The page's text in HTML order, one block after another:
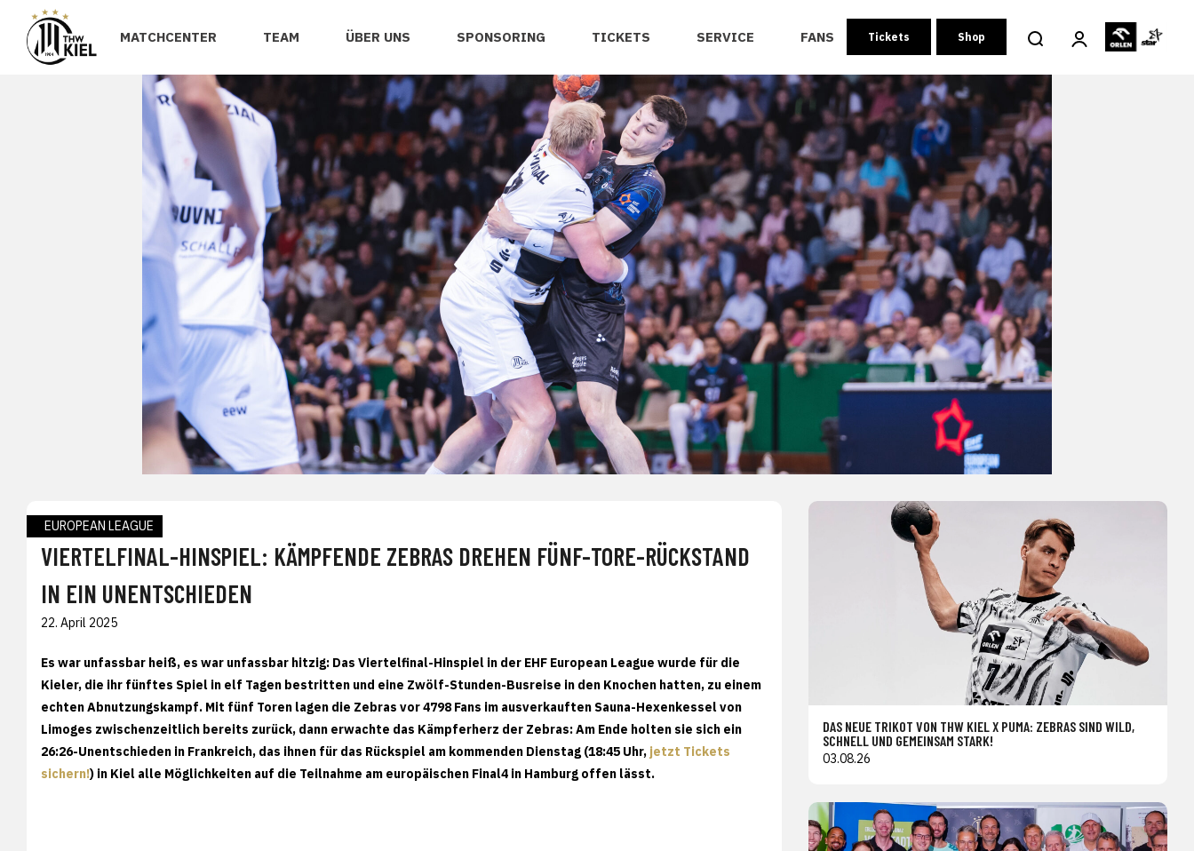
MATCHCENTER TEAM ÜBER UNS SPONSORING TICKETS SERVICE FANS Tickets Shop
EUROPEAN LEAGUE
VIERTELFINAL-HINSPIEL: KÄMPFENDE ZEBRAS DREHEN FÜNF-TORE-RÜCKSTAND
IN EIN UNENTSCHIEDEN
22. April 2025
Es war unfassbar heiß, es war unfassbar hitzig: Das Viertelfinal-Hinspiel in der EHF European League wurde für die
Kieler, die ihr fünftes Spiel in elf Tagen bestritten und eine Zwölf-Stunden-Busreise in den Knochen hatten, zu einem
echten Abnutzungskampf. Mit fünf Toren lagen die Zebras vor 4798 Fans im ausverkauften Sauna-Hexenkessel von
Limoges zwischenzeitlich bereits zurück, dann erwachte das Kämpferherz der Zebras: Am Ende holten sie sich ein
26:26-Unentschieden in Frankreich, das ihnen für das Rückspiel am kommenden Dienstag (18:45 Uhr, jetzt Tickets
sichern!) in Kiel alle Möglichkeiten auf die Teilnahme am europäischen Final4 in Hamburg offen lässt.
DAS NEUE TRIKOT VON THW KIEL X PUMA: ZEBRAS SIND WILD,
SCHNELL UND GEMEINSAM STARK!
03.08.26